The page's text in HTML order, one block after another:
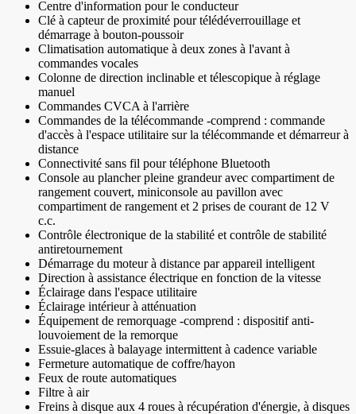
Centre d'information pour le conducteur
Clé à capteur de proximité pour télédéverrouillage et
démarrage à bouton-poussoir
Climatisation automatique à deux zones à l'avant à
commandes vocales
Colonne de direction inclinable et télescopique à réglage
manuel
Commandes CVCA à l'arrière
Commandes de la télécommande -comprend : commande
d'accès à l'espace utilitaire sur la télécommande et démarreur à
distance
Connectivité sans fil pour téléphone Bluetooth
Console au plancher pleine grandeur avec compartiment de
rangement couvert, miniconsole au pavillon avec
compartiment de rangement et 2 prises de courant de 12 V
c.c.
Contrôle électronique de la stabilité et contrôle de stabilité
antiretournement
Démarrage du moteur à distance par appareil intelligent
Direction à assistance électrique en fonction de la vitesse
Éclairage dans l'espace utilitaire
Éclairage intérieur à atténuation
Équipement de remorquage -comprend : dispositif anti-
louvoiement de la remorque
Essuie-glaces à balayage intermittent à cadence variable
Fermeture automatique de coffre/hayon
Feux de route automatiques
Filtre à air
Freins à disque aux 4 roues à récupération d'énergie, à disques